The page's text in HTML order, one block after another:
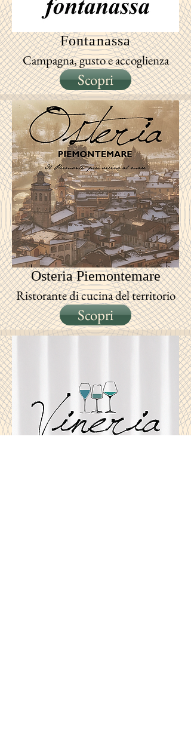
Fontanassa
Campagna, gusto e accoglienza
Scopri
OsteriaPiemontemare
Ristorante di cucina del territorio
Scopri